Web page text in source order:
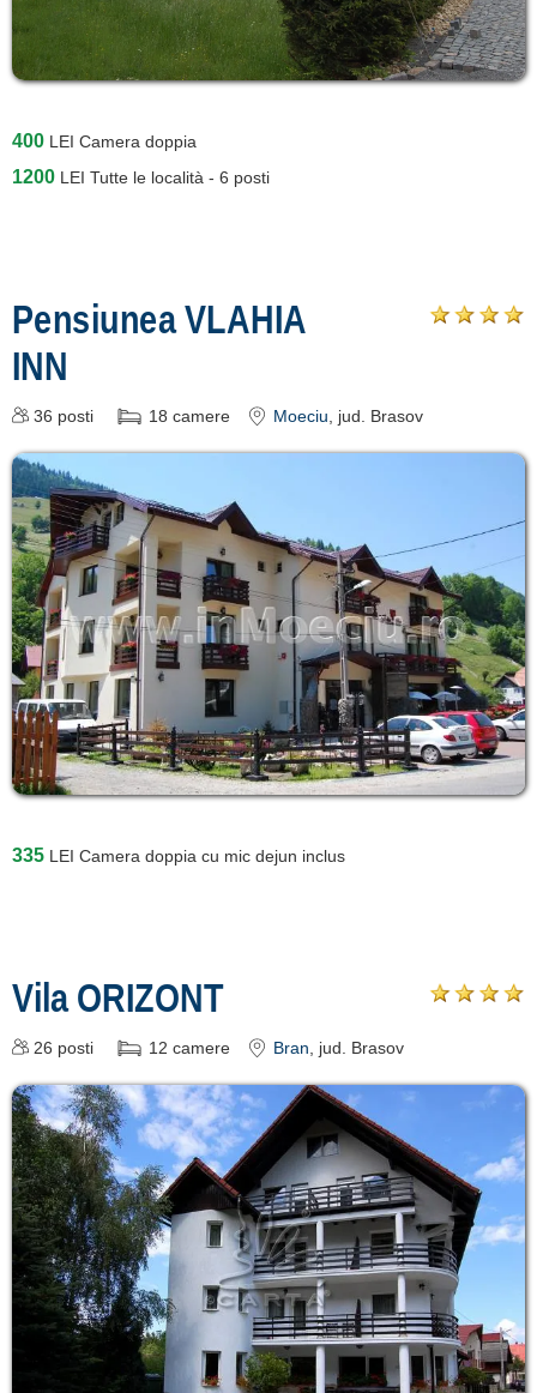
400 LEI Camera doppia
1200 LEI Tutte le località - 6 posti
Pensiunea VLAHIA
INN
36 posti 18 camere Moeciu, jud. Brasov
335 LEI Camera doppia cu mic dejun inclus
Vila ORIZONT
26 posti 12 camere Bran , jud. Brasov